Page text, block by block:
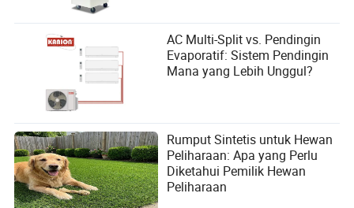
AC Multi-Split vs. Pendingin
Evaporatif: Sistem Pendingin
Mana yang Lebih Unggul?
Rumput Sintetis untuk Hewan
Peliharaan: Apa yang Perlu
Diketahui Pemilik Hewan
Peliharaan